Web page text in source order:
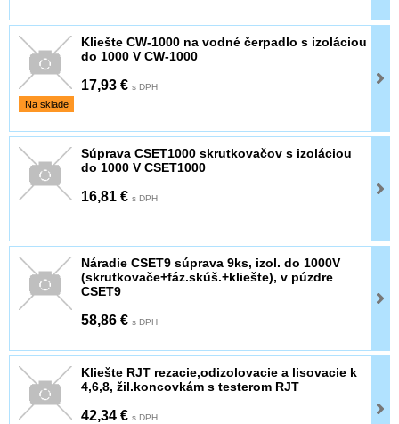
Na sklade
Kliešte CW-1000 na vodné čerpadlo s izoláciou
do 1000 V CW-1000
17,93 € s DPH
Súprava CSET1000 skrutkovačov s izoláciou
do 1000 V CSET1000
16,81 € s DPH
Náradie CSET9 súprava 9ks, izol. do 1000V
(skrutkovače+fáz.skúš.+kliešte), v púzdre
CSET9
58,86 € s DPH
Kliešte RJT rezacie,odizolovacie a lisovacie k
4,6,8, žil.koncovkám s testerom RJT
42,34 € s DPH